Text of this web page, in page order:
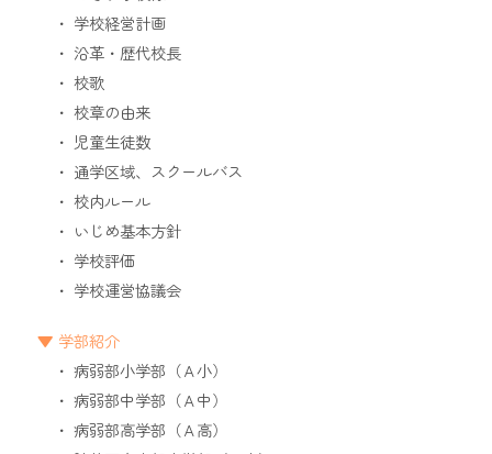
学校経営計画
沿革・歴代校長
校歌
校章の由来
児童生徒数
通学区域、スクールバス
校内ルール
いじめ基本方針
学校評価
学校運営協議会
学部紹介
病弱部小学部（Ａ小）
病弱部中学部（Ａ中）
病弱部高学部（Ａ高）